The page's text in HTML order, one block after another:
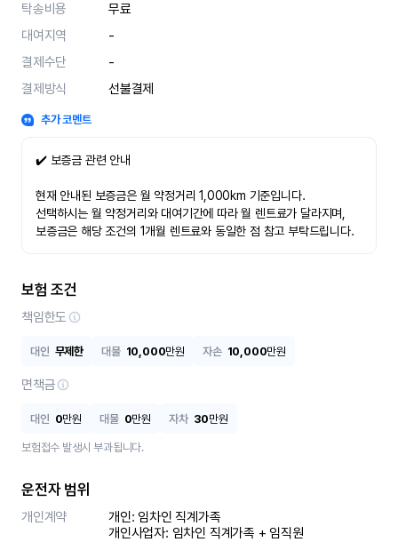
탁송비용
무료
대여지역
-
결제수단
-
결제방식
선불결제
추가 코멘트
✔️ 보증금 관련 안내
현재 안내된 보증금은 월 약정거리 1,000km 기준입니다.
선택하시는 월 약정거리와 대여기간에 따라 월 렌트료가 달라지며,
보증금은 해당 조건의 1개월 렌트료와 동일한 점 참고 부탁드립니다.
보험 조건
책임한도
대인 무제한 대물 10,000만원 자손 10,000만원
면책금
대인 0만원 대물 0만원 자차 30만원
보험접수 발생시 부과됩니다.
운전자 범위
개인계약
개인: 임차인 직계가족
개인사업자: 임차인 직계가족 + 임직원